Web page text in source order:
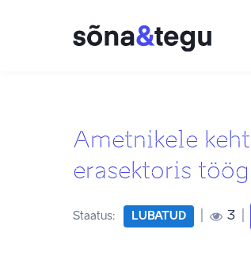
Ametnikele
erasektoris
Staatus: LUBATUD 3